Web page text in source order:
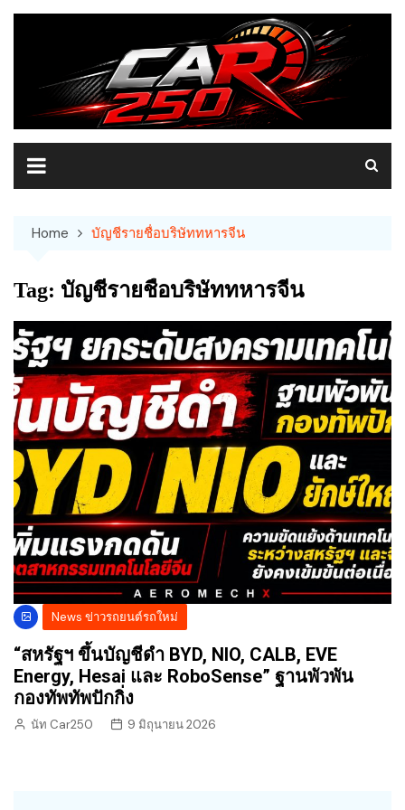
Skip
Home บัญชีรายชื่อบริษัททหารจีน
Tag: บัญชีรายชื่อบริษัททหารจีน
News ข่าวรถยนต์รถใหม่
“สหรัฐฯ ขึ้นบัญชีดำ BYD, NIO, CALB, EVE
Energy, Hesai และ RoboSense” ฐานพัวพัน
กองทัพทัพปักกิ่ง
นัท Car250 9 มิถุนายน 2026